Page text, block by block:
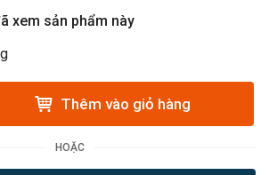
xem sản phẩm này
Thêm vào giỏ hàng
HOẶC